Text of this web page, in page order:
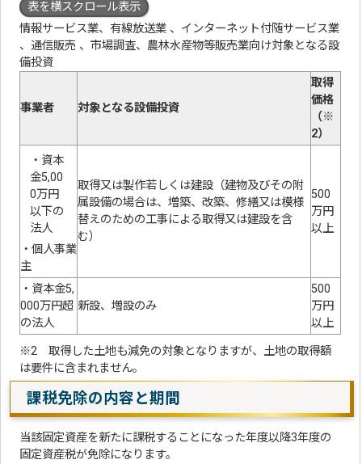
表を横スクロール表示
情報サービス業、有線放送業 、インターネット付随サービス業
、通信販売 、市場調査、農林水産物等販売業向け対象となる設
備投資
事業者 対象となる設備投資
取得
価格
（※
2）
・資本
金5,00
0万円
以下の
法人
・個人事業
主
取得又は製作若しくは建設（建物及びその附
属設備の場合は、増築、改築、修繕又は模様
替えのための工事による取得又は建設を含
む）
500
万円
以上
・資本金5,
000万円超
の法人
新設、増設のみ
500
万円
以上
※2 取得した土地も減免の対象となりますが、土地の取得額
は要件に含まれません。
課税免除の内容と期間
当該固定資産を新たに課税することになった年度以降3年度の
固定資産税が免除になります。